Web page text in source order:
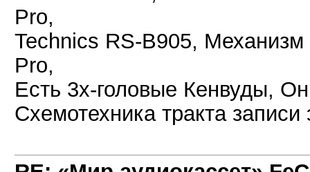
Pro,
Technics RS-B905,
Pro,
Есть 3х-головые Кенвуды,
Схемотехника тракта